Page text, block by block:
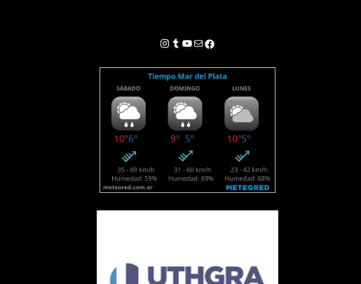
Instagram
Tumblr
YouTube
Correo electrónico
Facebook